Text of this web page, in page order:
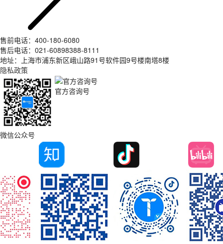
售前电话：400-180-6080
售后电话：021-60898388-8111
地址：上海市浦东新区峨山路91号软件园9号楼南塔8楼
隐私政策
微信公众号
官方咨询号